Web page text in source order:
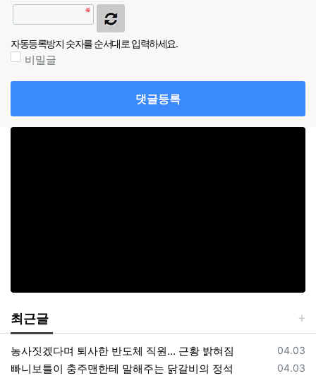
자동등록방지 숫자를 순서대로 입력하세요.
비밀글
댓글등록
최근글
등록일
04.03
농사짓겠다며 퇴사한 반도체 직원… 근황 밝혀짐
등록일
04.03
빠니보틀이 충주맨한테 말해주는 닭갈비의 정석